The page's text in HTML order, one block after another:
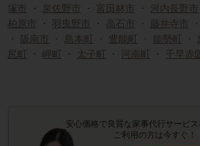
塚市
・ 泉佐野市 ・ 富田林市 ・ 河内長野市
柏原市
・ 羽曳野市 ・ 高石市 ・ 藤井寺市 ・
・
阪南市 ・ 島本町 ・ 豊能町 ・ 能勢町 ・
尻町 ・ 岬町 ・ 太子町 ・ 河南町 ・ 千早赤
安心価格で良質な家事代行サービス
ご利用の方は今すぐ！